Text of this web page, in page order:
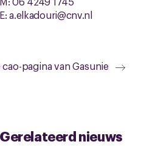
E: a.elkadouri@cnv.nl
pagina van Gasunie
Gerelateerd nieuws